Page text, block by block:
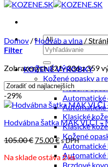
Hľadať:
KOŽENÉ VÝROBKY
Kožené opasky a
Kožené
Automatické
Automatické
Klasické
Klasické
Kožené
Automatické
Automatické
Brzdové
Domov /Hodváb a vlna /
Filter
Zobrazených 321–336 z 359
-29%
Hodvábna šatka MAK VLČÍ –
105.00€Pôvodná
bola:
75.00€Aktuálna
cena
je:
s DPH
Na sklade ostáva 2 ks